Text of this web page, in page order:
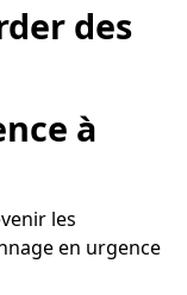
des
à
les
en urgence